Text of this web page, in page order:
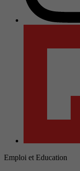
Emploi et Education